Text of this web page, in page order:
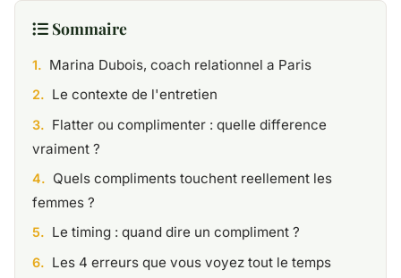
Sommaire
Marina Dubois, coach relationnel a Paris
Le contexte de l'entretien
Flatter ou complimenter : quelle difference
vraiment ?
Quels compliments touchent reellement les
femmes ?
Le timing : quand dire un compliment ?
Les 4 erreurs que vous voyez tout le temps